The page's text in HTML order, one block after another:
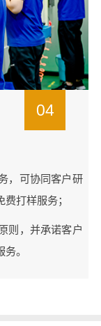
04
，可协同客户研
打样服务；
则，并承诺客户
。